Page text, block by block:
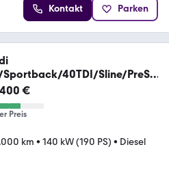
Kontakt Parken
Sportback/40TDI/Sline/PreSe
LED€
Preis
km • 140 kW (190 PS) • Diesel